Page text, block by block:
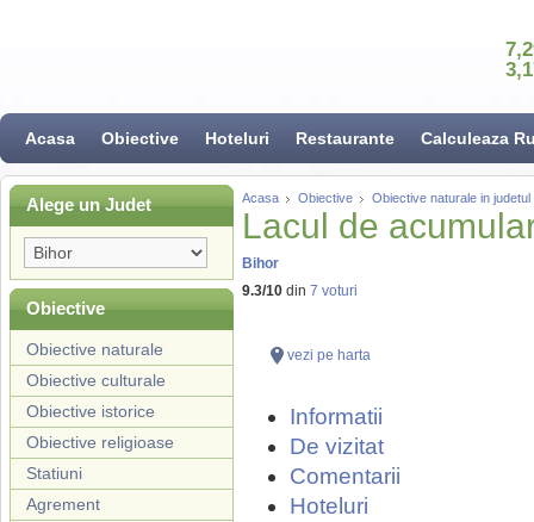
Acasa Obiective Hoteluri Restaurante Calculeaza
Alege un Judet
Obiective
Obiective naturale
Obiective culturale
Obiective istorice
Obiective religioase
Statiuni
Agrement
Acasa Obiective Obiective naturale in judetul
Lacul de
Bihor
9.3/10 din 7 voturi
vezi pe harta
Informatii
De vizitat
Comentarii
Hoteluri